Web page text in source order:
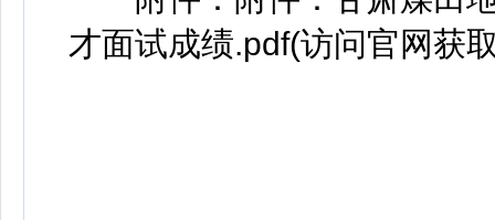
才面试成绩.pdf(访问官网获